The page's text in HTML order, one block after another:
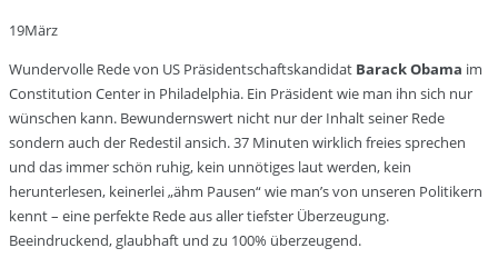
19März
Wundervolle Rede von US Präsidentschaftskandidat Barack Obama im
Constitution Center in Philadelphia. Ein Präsident wie man ihn sich nur
wünschen kann. Bewundernswert nicht nur der Inhalt seiner Rede
sondern auch der Redestil ansich. 37 Minuten wirklich freies sprechen
und das immer schön ruhig, kein unnötiges laut werden, kein
herunterlesen, keinerlei „ähm Pausen“ wie man’s von unseren Politikern
kennt – eine perfekte Rede aus aller tiefster Überzeugung.
Beeindruckend, glaubhaft und zu 100% überzeugend.